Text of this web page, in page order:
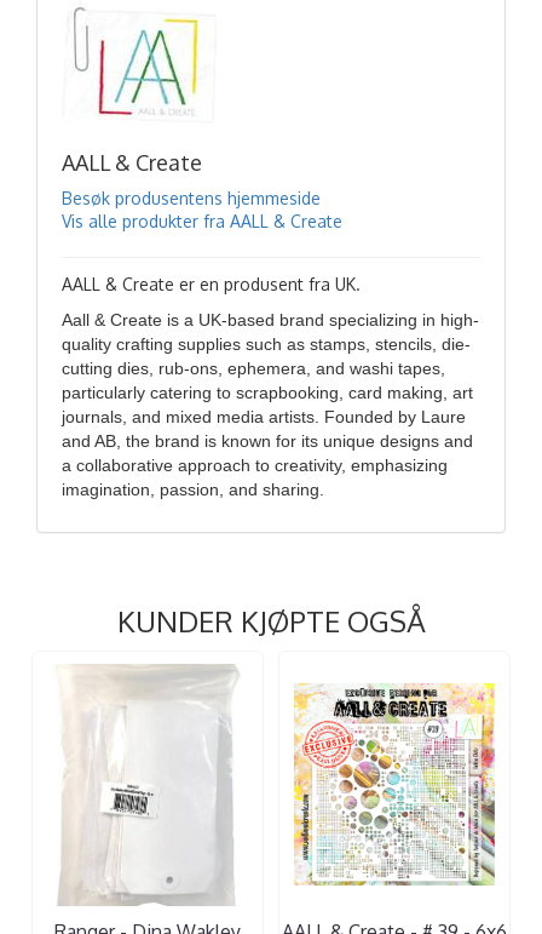
AALL & Create
Besøk produsentens hjemmeside
Vis alle produkter fra AALL & Create
AALL & Create er en produsent fra UK.
Aall & Create is a UK-based brand specializing in high-
quality crafting supplies such as stamps, stencils, die-
cutting dies, rub-ons, ephemera, and washi tapes,
particularly catering to scrapbooking, card making, art
journals, and mixed media artists. Founded by Laure
and AB, the brand is known for its unique designs and
a collaborative approach to creativity, emphasizing
imagination, passion, and sharing.
KUNDER KJØPTE OGSÅ